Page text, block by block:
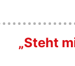
„Steht